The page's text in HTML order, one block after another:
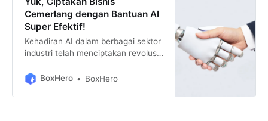
Cemerlang dengan Bantuan AI
Super Efektif!
Kehadiran AI dalam berbagai sektor
industri telah menciptakan revolusi
perusahaan mengelola inventaris
BoxHero BoxHero